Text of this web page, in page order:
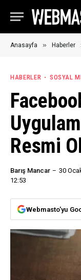
Anasayfa » Haberler
HABERLER SOSYAL
Resmi
Barış Mancar 30
12:53
Webmasto'yu